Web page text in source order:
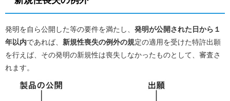
発明を自ら公開した等の要件を満たし、 発明が公開された日から１
年以内であれば、 新規性喪失の例外の規定の適用を受けた特許出願
を行えば、その発明の新規性は喪失しなかったものとして、審査さ
れます。